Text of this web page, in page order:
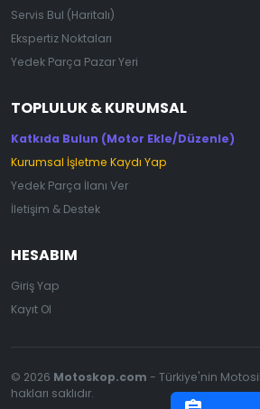
Servis Bul (Haritalı)
Ekspertiz Noktaları
Yedek Parça Pazar Yeri
TOPLULUK & KURUMSAL
Katkıda Bulun (Motor Ekle/Düzenle)
Kurumsal İşletme Kaydı Yap
Yedek Parça İlanı Ver
İletişim & Destek
HESABIM
Giriş Yap
Kayıt Ol
© 2026 Motoskop.com - Türkiye'nin
hakları saklıdır.